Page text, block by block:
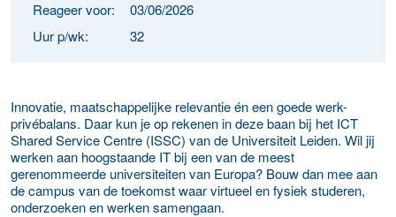
Reageer voor:
03/06/2026
Uur p/wk:
32
Innovatie, maatschappelijke relevantie én een goede werk-
privébalans. Daar kun je op rekenen in deze baan bij het ICT
Shared Service Centre (ISSC) van de Universiteit Leiden. Wil jij
werken aan hoogstaande IT bij een van de meest
gerenommeerde universiteiten van Europa? Bouw dan mee aan
de campus van de toekomst waar virtueel en fysiek studeren,
onderzoeken en werken samengaan.